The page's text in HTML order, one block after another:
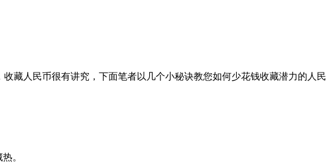
人民币很有讲究，下面笔者以几个小秘诀教您如何少花钱收藏潜力的人民
。